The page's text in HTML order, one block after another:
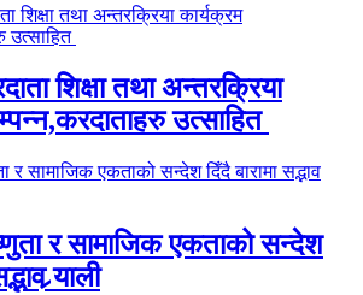
शिक्षा तथा अन्तरक्रिया
उत्साहित
र सामाजिक एकताको सन्देश
र्‍याली